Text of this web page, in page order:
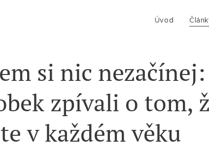
Úvod
si nic nezačínej:
zpívali o tom,
v každém věku